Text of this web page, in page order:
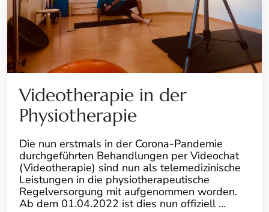
Videotherapie in der
Physiotherapie
Die nun erstmals in der Corona-Pandemie
durchgeführten Behandlungen per Videochat
(Videotherapie) sind nun als telemedizinische
Leistungen in die physiotherapeutische
Regelversorgung mit aufgenommen worden.
Ab dem 01.04.2022 ist dies nun offiziell …